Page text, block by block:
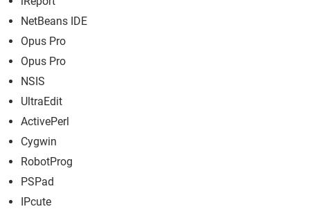
NetBeans IDE
Opus Pro
Opus Pro
NSIS
UltraEdit
ActivePerl
Cygwin
RobotProg
PSPad
IPcute